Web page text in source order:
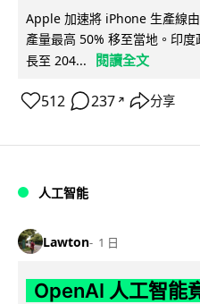
Apple 加速將 iPhone 生產線
產量最高 50% 移至當地。印
長至 204...
閱讀全文
512 237 ↗ 分享
人工智能
Lawton 1 日
OpenAI 人工智能